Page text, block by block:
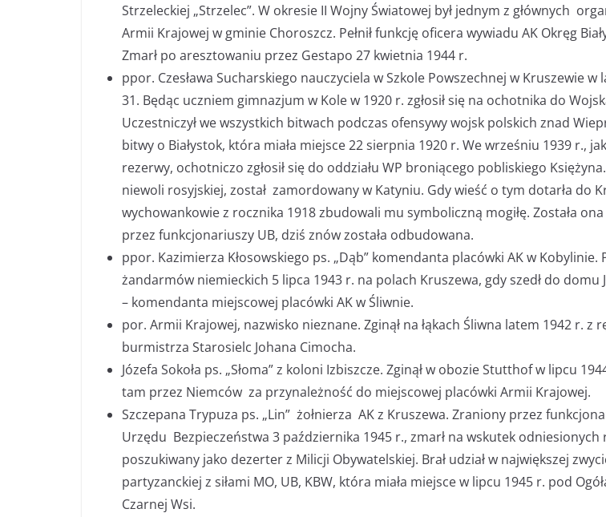
Strzeleckiej „Strzelec”. W okresie II Wojny Światowej był jednym z głównych
Armii Krajowej w gminie Choroszcz. Pełnił funkcję oficera wywiadu AK Okręg
Zmarł po aresztowaniu przez Gestapo 27 kwietnia 1944 r.
ppor. Czesława Sucharskiego nauczyciela w Szkole Powszechnej w Kruszewie w
31. Będąc uczniem gimnazjum w Kole w 1920 r. zgłosił się na ochotnika do
Uczestniczył we wszystkich bitwach podczas ofensywy wojsk polskich znad
bitwy o Białystok, która miała miejsce 22 sierpnia 1920 r. We wrześniu 1939 r.,
rezerwy, ochotniczo zgłosił się do oddziału WP broniącego pobliskiego
niewoli rosyjskiej, został zamordowany w Katyniu. Gdy wieść o tym dotarła do
wychowankowie z rocznika 1918 zbudowali mu symboliczną mogiłę. Została
przez funkcjonariuszy UB, dziś znów została odbudowana.
ppor. Kazimierza Kłosowskiego ps. „Dąb” komendanta placówki AK w Kobylinie.
żandarmów niemieckich 5 lipca 1943 r. na polach Kruszewa, gdy szedł do domu
– komendanta miejscowej placówki AK w Śliwnie.
por. Armii Krajowej, nazwisko nieznane. Zginął na łąkach Śliwna latem 1942 r. z
burmistrza Starosielc Johana Cimocha.
Józefa Sokoła ps. „Słoma” z koloni Izbiszcze. Zginął w obozie Stutthof w lipcu
tam przez Niemców za przynależność do miejscowej placówki Armii Krajowej.
Szczepana Trypuza ps. „Lin” żołnierza AK z Kruszewa. Zraniony przez
Urzędu Bezpieczeństwa 3 października 1945 r., zmarł na wskutek odniesionych
poszukiwany jako dezerter z Milicji Obywatelskiej. Brał udział w największej
partyzanckiej z siłami MO, UB, KBW, która miała miejsce w lipcu 1945 r. pod
Czarnej Wsi.